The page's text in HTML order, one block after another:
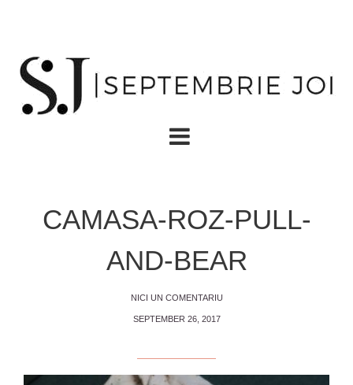
CAMASA-ROZ-PULL-
AND-BEAR
NICI UN COMENTARIU
SEPTEMBER 26, 2017